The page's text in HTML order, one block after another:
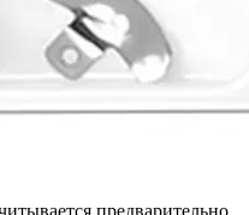
предварительно.